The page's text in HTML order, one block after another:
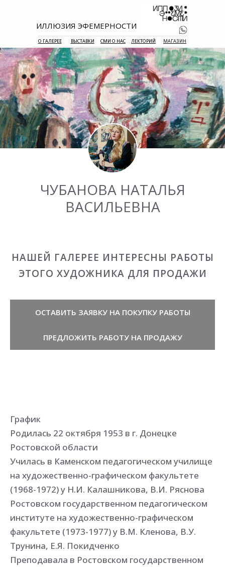
МАГАЗИН
ЛЕКТОРИЙ
СМИ О НАС
ВЫСТАВКИ
О ГАЛЕРЕЕ
ИЛЛЮЗИЯ ЭФЕМЕРНОСТИ
+7 938 177
ЧУБАНОВА НАТАЛЬЯ
ВАСИЛЬЕВНА
НАШЕЙ ГАЛЕРЕЕ ИНТЕРЕСНЫ РАБОТЫ
ЭТОГО ХУДОЖНИКА ДЛЯ ПРОДАЖИ
ОСТАВИТЬ ЗАЯВКУ НА ПОКУПКУ РАБОТЫ
ПРЕДЛОЖИТЬ РАБОТУ НА ПРОДАЖУ
График
Родилась 22 октября 1953 в г. Донецке
Ростовской области
Училась в Каменском педагогическом училище
на художественно-графическом факультете
(1968-1972) у Н.И. Калашникова, В.И. Ряснова
Ростовском государственном педагогическом
институте на художественно-графическом
факультете (1973-1977) у В.М. Кленова, В.У.
Трунина, Е.Я. Покидченко
Преподавала в Ростовском государственном